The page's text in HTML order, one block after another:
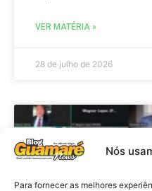
Nós
Para fornecer as melhores
VER MATÉRIA »
28 de julho de 2026